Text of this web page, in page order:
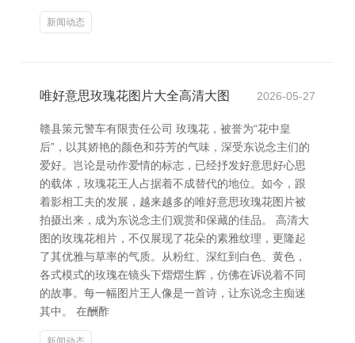
新闻动态
唯好意思玫瑰花图片大全高清大图 2026-05-27
赣县策元警车有限责任公司 玫瑰花，被誉为“花中皇
后”，以其娇艳的颜色和芬芳的气味，深受东说念主们的
爱好。岂论是动作爱情的标志，已经抒发好意思好心思
的载体，玫瑰花王人占据着不成替代的地位。如今，跟
着影相工夫的发展，越来越多的唯好意思玫瑰花图片被
拍摄出来，成为东说念主们观赏和保藏的佳品。 高清大
图的玫瑰花相片，不仅展现了花朵的素雅纹理，更隆起
了其优雅与草率的气质。从粉红、深红到白色、黄色，
各式模式的玫瑰在镜头下熠熠生辉，仿佛在诉说着不同
的故事。每一幅图片王人像是一首诗，让东说念主痴迷
其中。 在酬酢